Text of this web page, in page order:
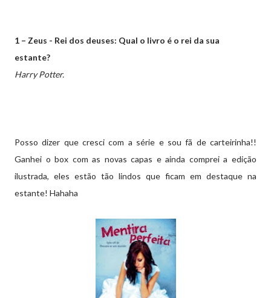
1 – Zeus - Rei dos deuses: Qual o livro é o rei da sua
estante?
Harry Potter.
Posso dizer que cresci com a série e sou fã de carteirinha!!
Ganhei o box com as novas capas e ainda comprei a edição
ilustrada, eles estão tão lindos que ficam em destaque na
estante! Hahaha